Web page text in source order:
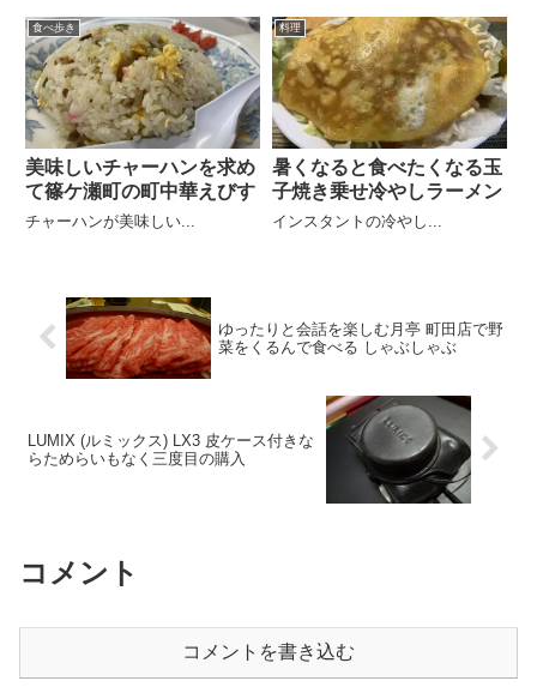
食べ歩き
美味しいチャーハンを求め
て篠ケ瀬町の町中華えびす
チャーハンが美味しい...
料理
暑くなると食べたくなる玉
子焼き乗せ冷やしラーメン
インスタントの冷やし...
ゆったりと会話を楽しむ月亭 町田店で野
菜をくるんで食べる しゃぶしゃぶ
LUMIX (ルミックス) LX3 皮ケース付きな
らためらいもなく三度目の購入
コメント
コメントを書き込む